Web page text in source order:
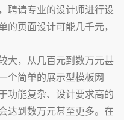
聘请专业的设计师进行设
页面设计可能几千元，
大，从几百元到数万元甚
个简单的展示型模板网
功能复杂、设计要求高的
达到数万元甚至更多。在